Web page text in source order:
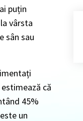
puțin
vârsta
sân sau
că
45%
un